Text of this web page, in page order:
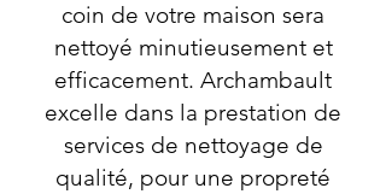
coin de votre maison sera
nettoyé minutieusement et
efficacement. Archambault
excelle dans la prestation de
services de nettoyage de
qualité, pour une propreté